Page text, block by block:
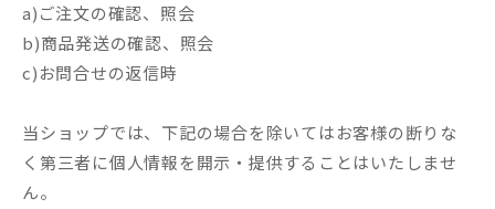
a)ご注文の確認、照会
b)商品発送の確認、照会
c)お問合せの返信時
当ショップでは、下記の場合を除いてはお客様の断りな
く第三者に個人情報を開示・提供することはいたしませ
ん。